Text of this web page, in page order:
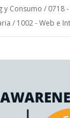
y Consumo / 0718
/ 1002 - Web e